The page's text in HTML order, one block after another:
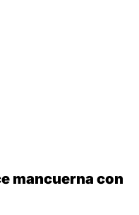
mancuerna con